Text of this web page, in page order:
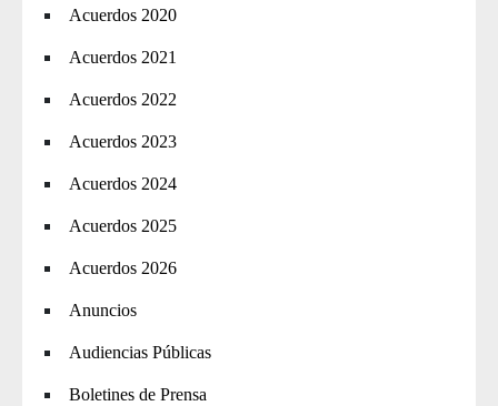
Acuerdos 2020
Acuerdos 2021
Acuerdos 2022
Acuerdos 2023
Acuerdos 2024
Acuerdos 2025
Acuerdos 2026
Anuncios
Audiencias Públicas
Boletines de Prensa